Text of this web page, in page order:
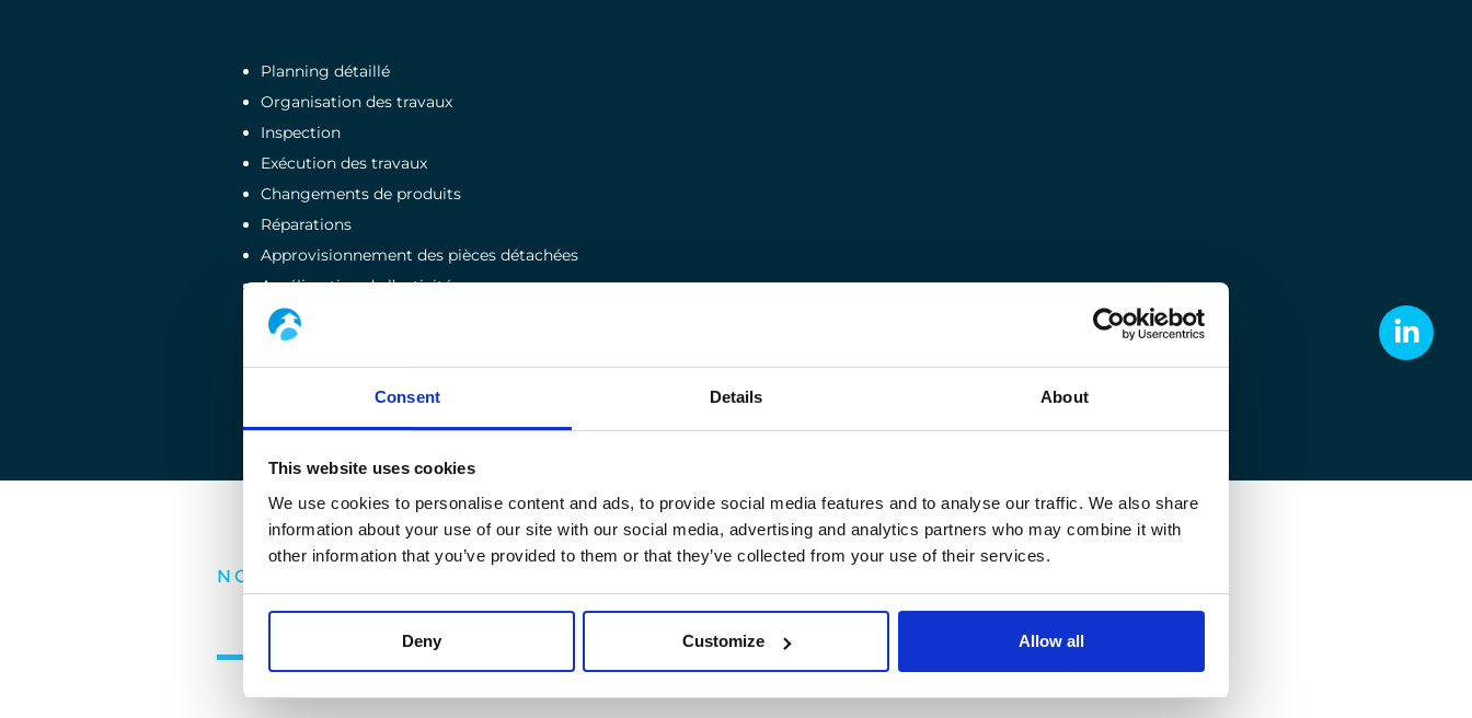
Consent Details About
This website uses cookies
We use cookies to personalise content and ads, to provide social media features and to analyse our traffic. We also share
information about your use of our site with our social media, advertising and analytics partners who may combine it with
other information that you’ve provided to them or that they’ve collected from your use of their services.
Deny Customize Allow all
Planning détaillé
Organisation des travaux
Inspection
Exécution des travaux
Changements de produits
Réparations
Approvisionnement des pièces détachées
Amélioration de l’activité
Surveillance à distance
Redémarrage de l’actif/unité/usine
NOS SERVICES
Des solutions pour chaque marché